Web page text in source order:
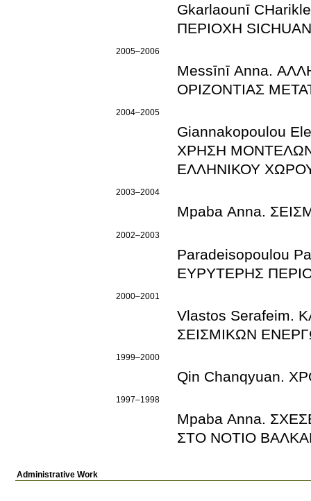
Gkarlaounī
ΠΕΡΙΟΧΗ
2005–2006
Messīnī Anna.
ΟΡΙΖΟΝΤΙΑΣ
2004–2005
Giannakopoulou
ΧΡΗΣΗ ΜΟΝΤΕΛΩΝ ΔΙΑΡΡΗΞΗΣ ΙΣΧΥΡΩΝ ΣΕΙΣΜΩΝ ΤΟΥ
ΕΛΛΗΝΙΚΟΥ
2003–2004
Mpaba Anna.
2002–2003
Paradeisopoulou
ΕΥΡΥΤΕΡΗΣ
2000–2001
Vlastos
ΣΕΙΣΜΙΚΩΝ
1999–2000
Qin Chanqyuan.
1997–1998
Mpaba Anna.
ΣΤΟ ΝΟΤΙΟ
Administrative Work